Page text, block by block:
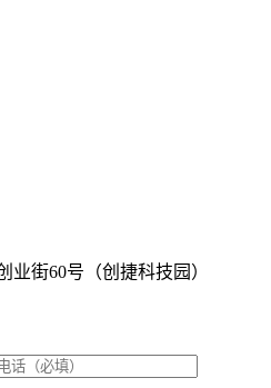
街60号（创捷科技园）